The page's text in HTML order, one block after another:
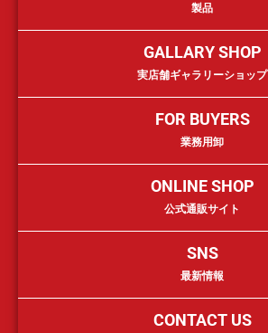
製品
GALLARY SHOP
実店舗ギャラリーショップ
FOR BUYERS
業務用卸
ONLINE SHOP
公式通販サイト
SNS
最新情報
CONTACT US